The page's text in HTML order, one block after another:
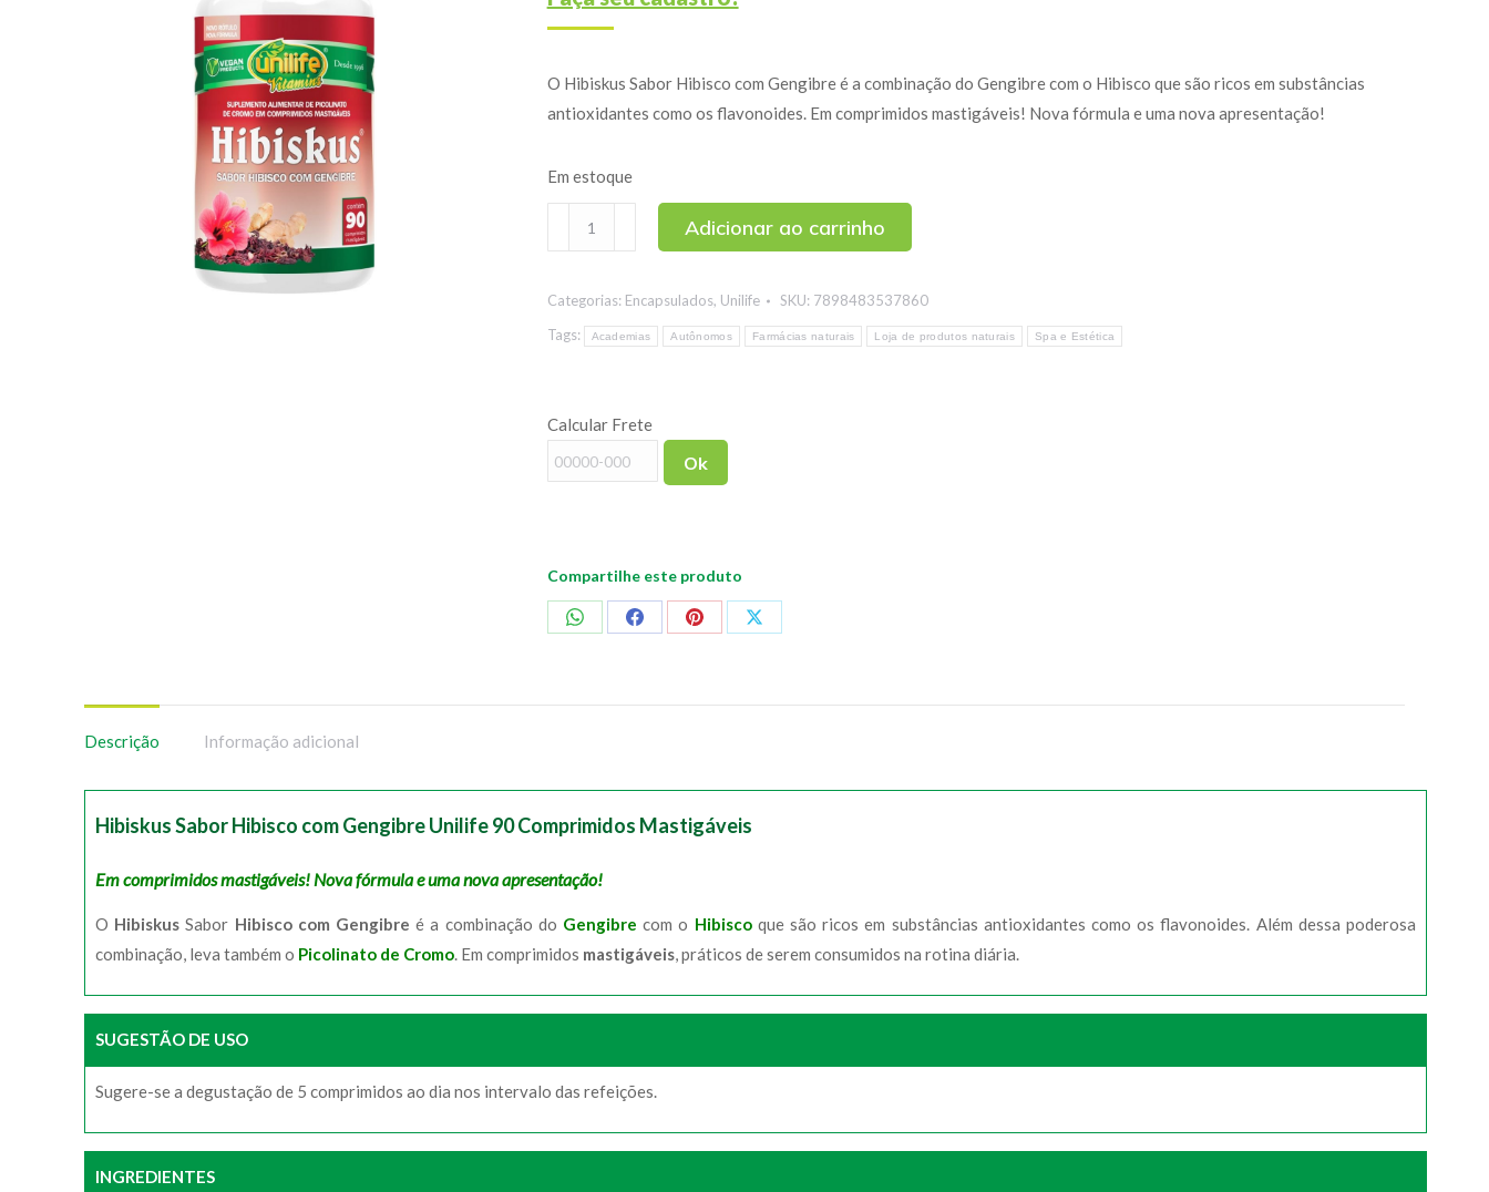
O Hibiskus Sabor Hibisco com Gengibre é a combinação do Gengibre com o Hibisco que são ricos em substâncias
antioxidantes como os flavonoides. Em comprimidos mastigáveis! Nova fórmula e uma nova apresentação!
Em estoque
Sabor
com
Gengibre
Comprimidos
Mastigáveis
quantidade
Adicionar ao carrinho
Categorias: Encapsulados, Unilife SKU: 7898483537860
Tags:
Academias Autônomos Farmácias naturais Loja de produtos naturais Spa e Estética
Calcular Frete
Ok
Compartilhe este produto
CompartilharCompartilharCompartilharCompartilhar
Descrição Informação adicional
Hibiskus Sabor Hibisco com Gengibre Unilife 90 Comprimidos Mastigáveis
Em comprimidos mastigáveis! Nova fórmula e uma nova apresentação!
O Hibiskus Sabor Hibisco com Gengibre é a combinação do Gengibre com o Hibiscoque são ricos em substâncias antioxidantes como os flavonoides. Além dessa poderosa
combinação, leva também o Picolinato de Cromo. Em comprimidos mastigáveis, práticos de serem consumidos na rotina diária.
SUGESTÃO DE USO
Sugere-se a degustação de 5 comprimidos ao dia nos intervalo das refeições.
INGREDIENTES